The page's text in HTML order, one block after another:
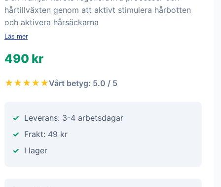
hårtillväxten genom att aktivt stimulera hårbotten
och aktivera hårsäckarna
Läs mer
490 kr
★★★★★Vårt betyg: 5.0 / 5
Leverans: 3-4 arbetsdagar
Frakt: 49 kr
I lager